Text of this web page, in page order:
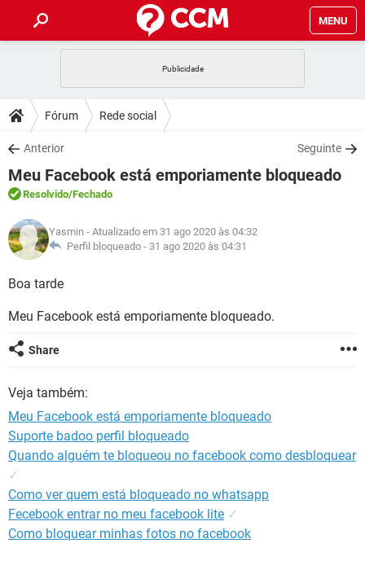
MENU
CELULAR
OUTLOOK
INSTAGRAM GMAIL
GUIA DE COMPRAS
DICAS
JOGOS
OUTLOOK
INSTAGRAM
GUIA DE COMPRAS
DOWNLOADS
JOGOS WHATSAPP
CELULAR
OUTLOOK EXCEL
INSTAGRAM
GUIA DE COMPRAS
FÓRUM
JOGOS
CELULAR FACEBOOK
GLOSSÁRIO
JOGOS
CELULAR
OUTLOOK EXCEL
INSTAGRAM
Fórum Rede social
Anterior Seguinte
Meu Facebook está emporiamente bloqueado
Resolvido/Fechado
Yasmin - Atualizado em 31 ago 2020 às 04:32
Perfil bloqueado - 31 ago 2020 às 04:31
Boa tarde
Meu Facebook está emporiamente bloqueado.
Share
Veja também:
Meu Facebook está emporiamente bloqueado
Suporte badoo perfil bloqueado
Quando alguém te bloqueou no facebook como desbloquear
✓
Como ver quem está bloqueado no whatsapp
Fecebook entrar no meu facebook lite ✓
Como bloquear minhas fotos no facebook